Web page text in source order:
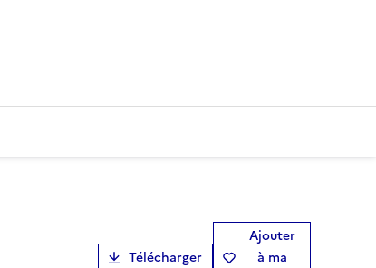
Télécharger
Ajouter
à ma